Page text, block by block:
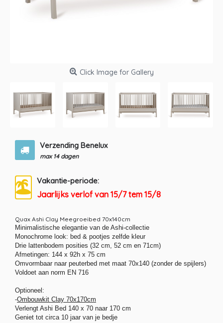
Click Image for Gallery
Verzending Benelux
max 14 dagen
Vakantie-periode:
Jaarlijks verlof van 15/7 tem 15/8
Quax Ashi Clay Meegroeibed 70x140cm
Minimalistische elegantie van de Ashi-collectie
Monochrome look: bed & pootjes zelfde kleur
Drie lattenbodem posities (32 cm, 52 cm en 71cm)
Afmetingen: 144 x 92h x 75 cm
Omvormbaar naar peuterbed met maat 70x140 (zonder de spijlers)
Voldoet aan norm EN 716
Optioneel:
-Ombouwkit Clay 70x170cm
Verlengt Ashi Bed 140 x 70 naar 170 cm
Geniet tot circa 10 jaar van je bedje